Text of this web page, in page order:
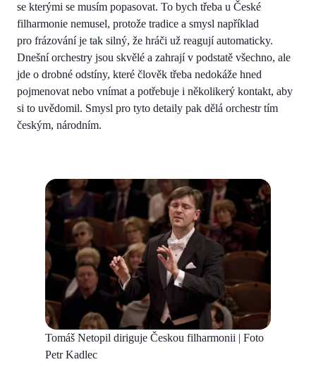
se kterými se musím popasovat. To bych třeba u České
filharmonie nemusel, protože tradice a smysl například
pro frázování je tak silný, že hráči už reagují automaticky.
Dnešní orchestry jsou skvělé a zahrají v podstatě všechno, ale
jde o drobné odstíny, které člověk třeba nedokáže hned
pojmenovat nebo vnímat a potřebuje i několikerý kontakt, aby
si to uvědomil. Smysl pro tyto detaily pak dělá orchestr tím
českým, národním.
Tomáš Netopil diriguje Českou filharmonii | Foto
Petr Kadlec